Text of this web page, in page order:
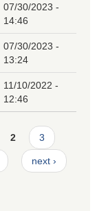
07/30/2023 -
14:46
07/30/2023 -
13:24
11/10/2022 -
12:46
2 3
next ›